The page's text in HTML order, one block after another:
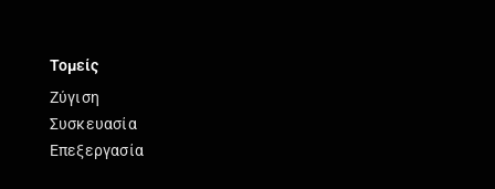
Τομείς
Ζύγιση
Συσκευασία
Επεξεργασία